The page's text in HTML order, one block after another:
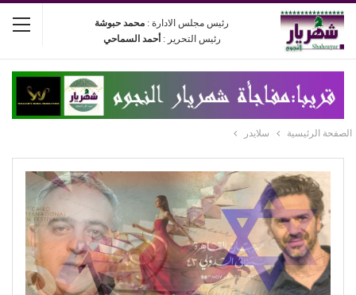
رئيس مجلس الادارة : محمد حبوشة
رئيس التحرير : أحمد السماحي
الصفحة الرئيسية سلايدر